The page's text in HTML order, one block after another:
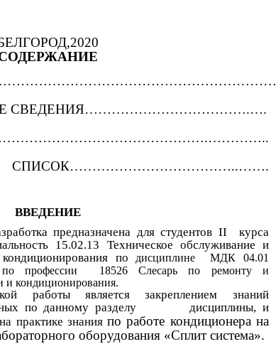
СВЕДЕНИЯ……………………………….….
СПИСОК………………………………..…….
ВВЕДЕНИЕ
предназначена для студентов II курса
15.02.13 Техническое обслуживание и
подисциплине МДК 04.01
по профессии 18526 Слесарь по ремонту и
и кондиционирования.
работы является закреплением знаний
по данному разделу дисциплины, и
практике знанияпо работе кондиционера на
оборудования «Сплит система».